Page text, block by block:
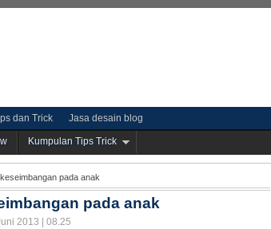
dan Trick Jasa desain blog
Kumpulan Tips Trick
pada anak
pada anak
2013 | 08.25